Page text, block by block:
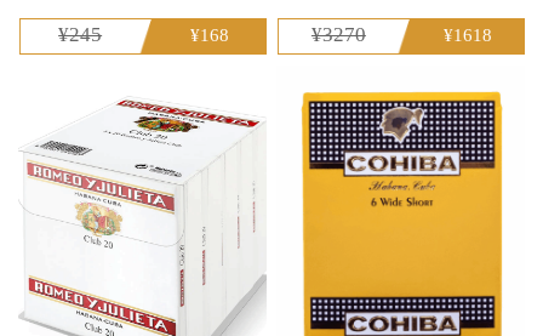
¥245 ¥168 ¥3270 ¥1618